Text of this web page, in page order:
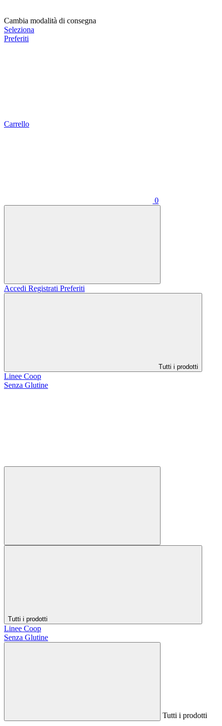
Cambia modalità di consegna
Seleziona
Preferiti
Carrello
0
Accedi Registrati Preferiti
Tutti i prodotti
Linee Coop
Senza Glutine
Tutti i prodotti
Linee Coop
Senza Glutine
Tutti i prodotti